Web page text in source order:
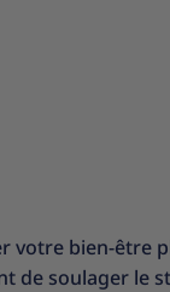
votre bien-être
de soulager le